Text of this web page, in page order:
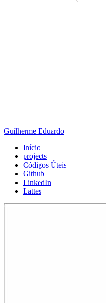
Guilherme Eduardo
Início
projects
Códigos Úteis
Github
LinkedIn
Lattes